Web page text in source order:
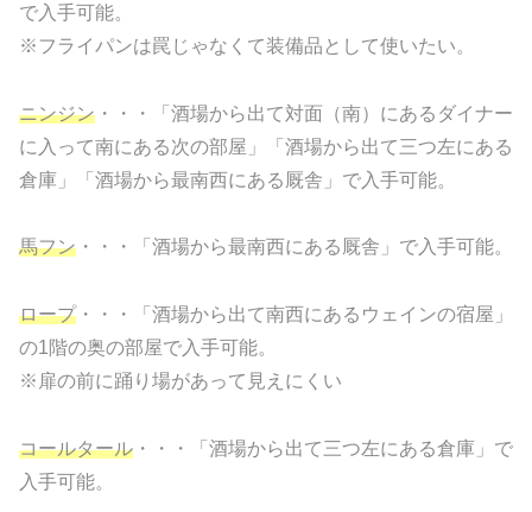
で入手可能。
※フライパンは罠じゃなくて装備品として使いたい。
ニンジン ・・・「酒場から出て対面（南）にあるダイナー
に入って南にある次の部屋」「酒場から出て三つ左にある
倉庫」「酒場から最南西にある厩舎」で入手可能。
馬フン ・・・「酒場から最南西にある厩舎」で入手可能。
ロープ・・・「酒場から出て南西にあるウェインの宿屋」
の1階の奥の部屋で入手可能。
※扉の前に踊り場があって見えにくい
コールタール ・・・「酒場から出て三つ左にある倉庫」で
入手可能。